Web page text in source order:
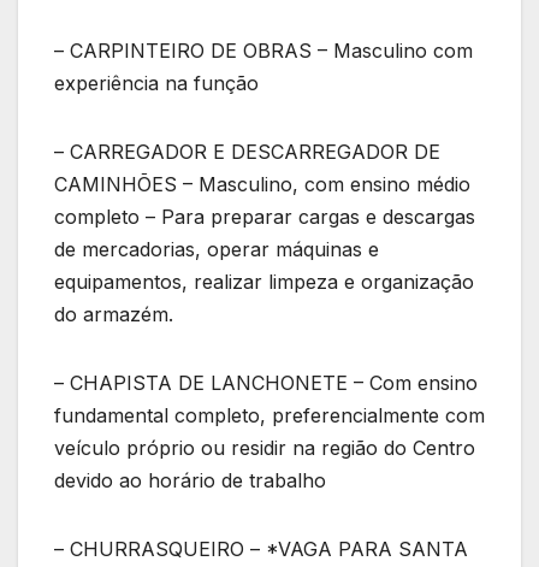
– CARPINTEIRO DE OBRAS – Masculino com
experiência na função
– CARREGADOR E DESCARREGADOR DE
CAMINHÕES – Masculino, com ensino médio
completo – Para preparar cargas e descargas
de mercadorias, operar máquinas e
equipamentos, realizar limpeza e organização
do armazém.
– CHAPISTA DE LANCHONETE – Com ensino
fundamental completo, preferencialmente com
veículo próprio ou residir na região do Centro
devido ao horário de trabalho
– CHURRASQUEIRO – *VAGA PARA SANTA